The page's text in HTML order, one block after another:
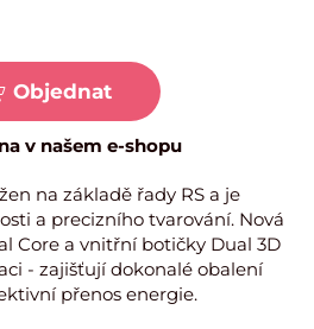
Objednat
v našem e-shopu
na základě řady RS a je
a precizního tvarování. Nová
Core a vnitřní botičky Dual 3D
- zajišťují dokonalé obalení
přenos energie.